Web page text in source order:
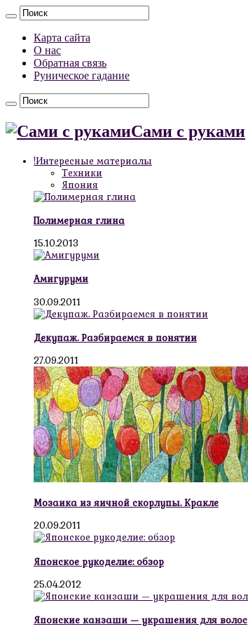
Карта сайта
О нас
Обратная связь
Руническое гадание
Сами с руками
!Интересные материалы
Техники
Япония
Полимерная глина
15.10.2013
Амигуруми
30.09.2011
Декупаж. Разбираемся в понятии
27.09.2011
Мозаика из яичной скорлупы. Кракле
20.09.2011
Японское рукоделие: обзор
25.04.2012
Японские канзаши — украшения для волос